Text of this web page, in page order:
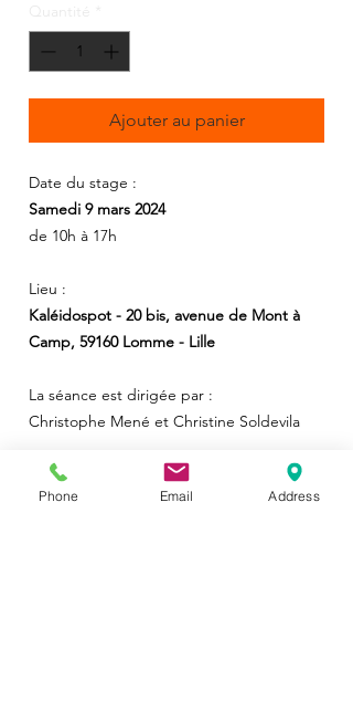
Ajouter au panier
Date du stage :
Samedi 9 mars 2024
de 10h à 17h
Lieu :
Kaléidospot - 20 bis, avenue de Mont à
Camp, 59160 Lomme - Lille
La séance est dirigée par :
Christophe Mené et Christine Soldevila
Important :
pour assurer la bonne organisation de nos
Phone Email Address